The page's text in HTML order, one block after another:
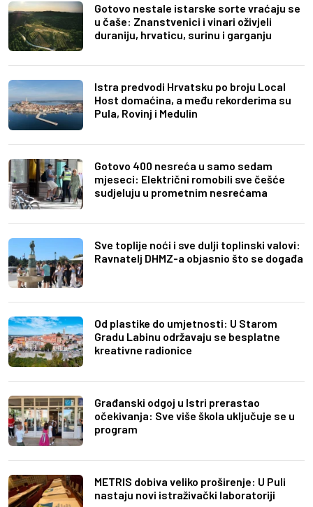
Gotovo nestale istarske sorte vraćaju se
u čaše: Znanstvenici i vinari oživjeli
duraniju, hrvaticu, surinu i garganju
Istra predvodi Hrvatsku po broju Local
Host domaćina, a među rekorderima su
Pula, Rovinj i Medulin
Gotovo 400 nesreća u samo sedam
mjeseci: Električni romobili sve češće
sudjeluju u prometnim nesrećama
Sve toplije noći i sve dulji toplinski valovi:
Ravnatelj DHMZ-a objasnio što se događa
Od plastike do umjetnosti: U Starom
Gradu Labinu održavaju se besplatne
kreativne radionice
Građanski odgoj u Istri prerastao
očekivanja: Sve više škola uključuje se u
program
METRIS dobiva veliko proširenje: U Puli
nastaju novi istraživački laboratoriji